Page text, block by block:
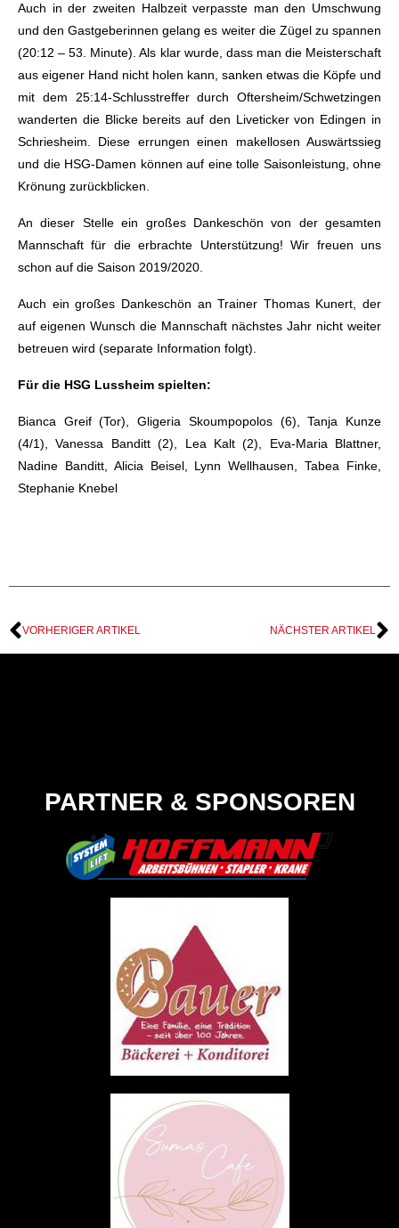
Auch in der zweiten Halbzeit verpasste man den Umschwung
und den Gastgeberinnen gelang es weiter die Zügel zu spannen
(20:12 – 53. Minute). Als klar wurde, dass man die Meisterschaft
aus eigener Hand nicht holen kann, sanken etwas die Köpfe und
mit dem 25:14-Schlusstreffer durch Oftersheim/Schwetzingen
wanderten die Blicke bereits auf den Liveticker von Edingen in
Schriesheim. Diese errungen einen makellosen Auswärtssieg
und die HSG-Damen können auf eine tolle Saisonleistung, ohne
Krönung zurückblicken.
An dieser Stelle ein großes Dankeschön von der gesamten
Mannschaft für die erbrachte Unterstützung! Wir freuen uns
schon auf die Saison 2019/2020.
Auch ein großes Dankeschön an Trainer Thomas Kunert, der
auf eigenen Wunsch die Mannschaft nächstes Jahr nicht weiter
betreuen wird (separate Information folgt).
Für die HSG Lussheim spielten:
Bianca Greif (Tor), Gligeria Skoumpopolos (6), Tanja Kunze
(4/1), Vanessa Banditt (2), Lea Kalt (2), Eva-Maria Blattner,
Nadine Banditt, Alicia Beisel, Lynn Wellhausen, Tabea Finke,
Stephanie Knebel
VORHERIGER ARTIKEL NÄCHSTER ARTIKEL
PARTNER & SPONSOREN